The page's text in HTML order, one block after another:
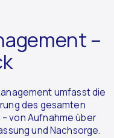
–
umfasst die
des gesamten
von Aufnahme über
und Nachsorge.